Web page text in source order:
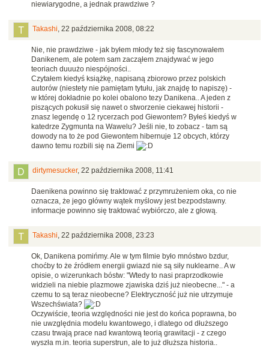
niewiarygodne, a jednak prawdziwe ?
Takashi, 22 października 2008, 08:22
Nie, nie prawdziwe - jak byłem młody też się fascynowałem
Danikenem, ale potem sam zacząłem znajdywać w jego
teoriach duuużo niespójności..
Czytałem kiedyś książkę, napisaną zbiorowo przez polskich
autorów (niestety nie pamiętam tytułu, jak znajdę to napiszę) -
w której dokładnie po kolei obalono tezy Danikena.. A jeden z
piszących pokusił się nawet o stworzenie ciekawej historii -
znasz legendę o 12 rycerzach pod Giewontem? Byłeś kiedyś w
katedrze Zygmunta na Wawelu? Jeśli nie, to zobacz - tam są
dowody na to że pod Giewontem hibernuje 12 obcych, którzy
dawno temu rozbili się na Ziemi
dirtymesucker, 22 października 2008, 11:41
Daenikena powinno się traktować z przymrużeniem oka, co nie
oznacza, że jego główny wątek myślowy jest bezpodstawny.
informacje powinno się traktować wybiórczo, ale z głową.
Takashi, 22 października 2008, 23:23
Ok, Danikena pomińmy. Ale w tym filmie było mnóstwo bzdur,
choćby to że źródłem energii gwiazd nie są siły nuklearne.. A w
opisie, o wizerunkach bóstw: "Wtedy to nasi praprzodkowie
widzieli na niebie plazmowe zjawiska dziś już nieobecne..." - a
czemu to są teraz nieobecne? Elektryczność już nie utrzymuje
Wszechświata?
Oczywiście, teoria względności nie jest do końca poprawna, bo
nie uwzględnia modelu kwantowego, i dlatego od dłuższego
czasu trwają prace nad kwantową teorią grawitacji - z czego
wyszła m.in. teoria superstrun, ale to już dłuższa historia..